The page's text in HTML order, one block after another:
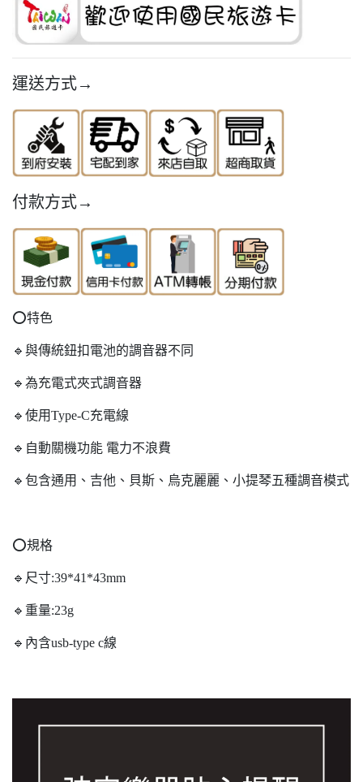
運送方式→
付款方式→
⭕️特色
🔹與傳統鈕扣電池的調音器不同
🔹為充電式夾式調音器
🔹使用Type-C充電線
🔹自動關機功能 電力不浪費
🔹包含通用、吉他、貝斯、烏克麗麗、小提琴五種調音模式
⭕️規格
🔹尺寸:39*41*43mm
🔹重量:23g
🔹內含usb-type c線